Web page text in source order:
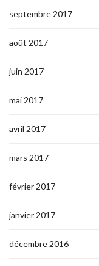
septembre 2017
août 2017
juin 2017
mai 2017
avril 2017
mars 2017
février 2017
janvier 2017
décembre 2016